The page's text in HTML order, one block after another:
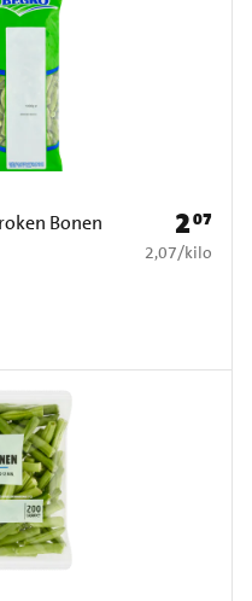
Bonen
Prijs: €
207
€ 2,07 per kilo
2,07/kilo